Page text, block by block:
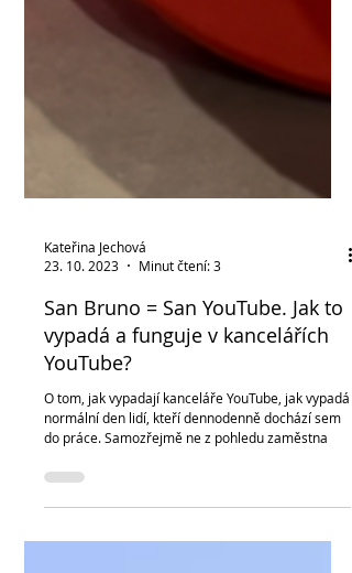
Kateřina Jechová
23. 10. 2023
Minut čtení: 3
San Bruno = San YouTube. Jak to
vypadá a funguje v kancelářích
YouTube?
O tom, jak vypadají kanceláře YouTube, jak vypadá